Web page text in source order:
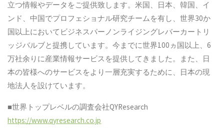
立つ情報やデータをご提供致します。米国、日本、韓国、イ
ンド、中国でプロフェショナル研究チームを有し、世界30か
国以上においてビジネスパーノンライジングレバーカートリ
ッジバルブと提携しています。今までに世界100ヵ国以上、6
万社余りに産業情報サービスを提供してきました。また、日
本の皆様へのサービスをより一層充実するために、日本の現
地法人を設けています。
■世界トップレベルの調査会社QYResearch
https://www.qyresearch.co.jp